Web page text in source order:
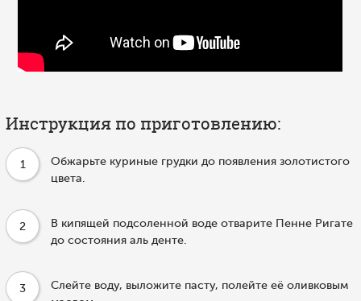
Инструкция по приготовлению:
1
Обжарьте куриные грудки до появления золотистого
цвета.
2
В кипящей подсоленной воде отварите Пенне Ригате
до состояния аль денте.
3
Слейте воду, выложите пасту, полейте её оливковым